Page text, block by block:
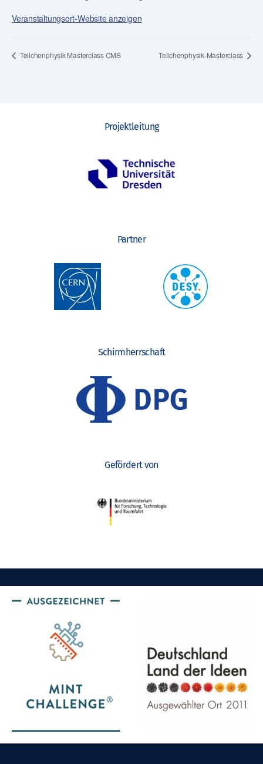
Veranstaltungsort-Website anzeigen
Teilchenphysik Masterclass CMS Teilchenphysik-Masterclass
Projektleitung
Partner
Schirmherrschaft
Gefördert von